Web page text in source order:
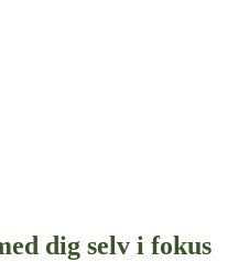
dig selv i fokus